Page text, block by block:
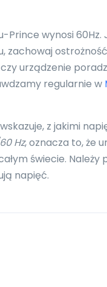
wynosi 60Hz.
zachowaj
urządzenie
regularnie w
z jakimi
Hz, oznacza to, że
świecie.
napięć.